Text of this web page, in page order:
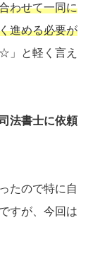
わせて一同に
進める必要が
」と軽く言え
法書士に依頼
たので特に自
すが、今回は